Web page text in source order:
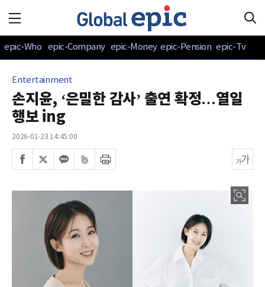
epic-Who epic-Company epic-Money epic-Pension epic-Tv
Entertainment
손지윤, ‘은밀한 감사’ 출연 확정…열일
행보 ing
2026-01-23 14:45:00